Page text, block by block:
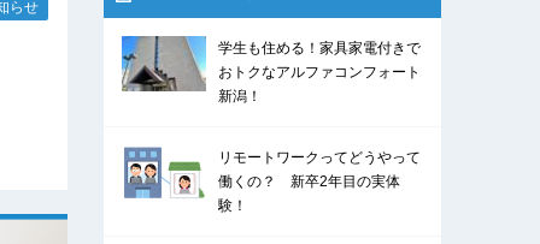
らせ
学生も住める！家具家電付きで
おトクなアルファコンフォート
新潟！
リモートワークってどうやって
働くの？ 新卒2年目の実体
験！